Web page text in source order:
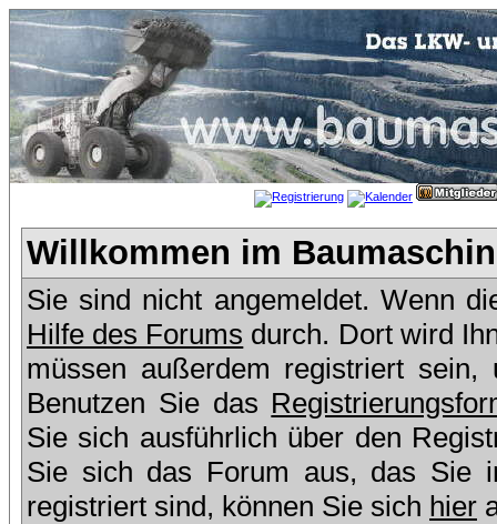
Willkommen im
Sie sind nicht angemeldet. Wenn
Hilfe des Forums durch. Dort wird
müssen außerdem registriert
Benutzen Sie das
Sie sich ausführlich über den
Sie sich das Forum aus, das Sie
registriert sind, können Sie sich hier